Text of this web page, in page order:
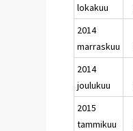
lokakuu
2014
marraskuu
2014
joulukuu
2015
tammikuu